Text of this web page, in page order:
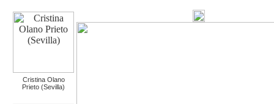
Cristina Olano
Prieto (Sevilla)